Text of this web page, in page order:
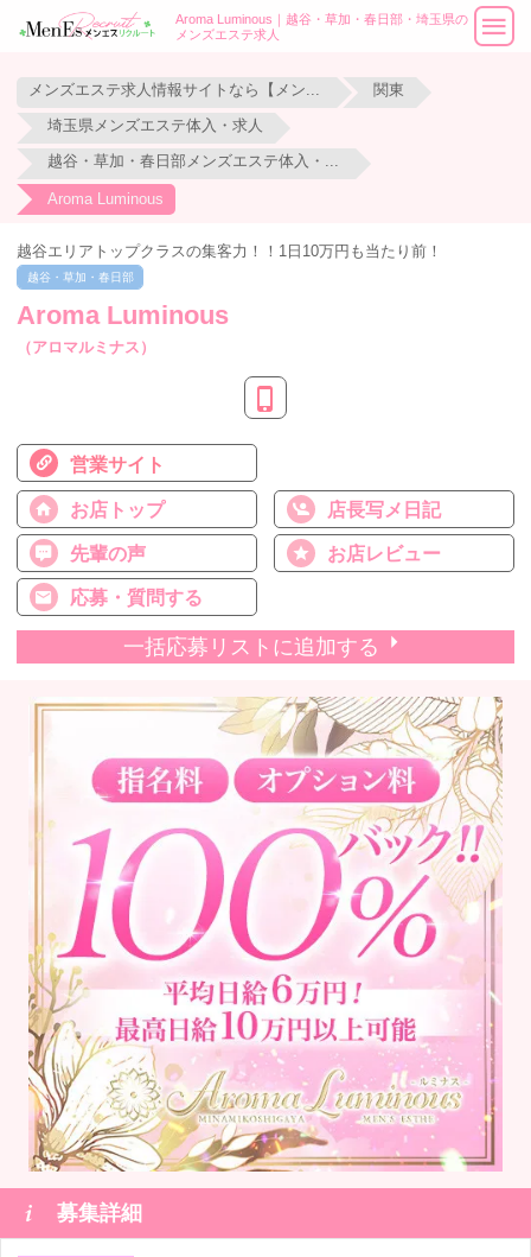
Aroma Luminous｜越谷・草加・春日部・埼玉県の
メンズエステ求人
関東
埼玉県メンズエステ体入・求人
Aroma Luminous
越谷エリアトップクラスの集客力！！1日10万円も当たり前！
越谷・草加・春日部
Aroma Luminous
（アロマルミナス）
営業サイト
お店トップ 店長写メ日記
先輩の声 お店レビュー
応募・質問する
一括応募リストに追加する
 募集詳細